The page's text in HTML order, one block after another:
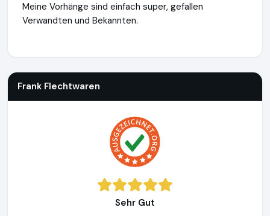
Meine Vorhänge sind einfach super, gefallen
Verwandten und Bekannten.
Frank Flechtwaren
Sehr Gut